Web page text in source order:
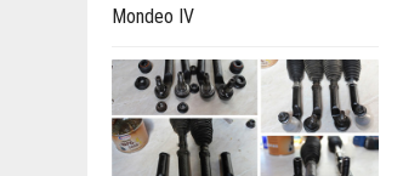
Mondeo IV